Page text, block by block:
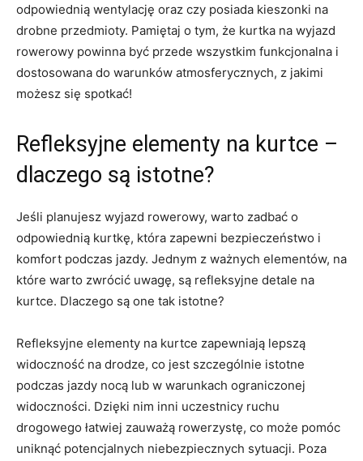
odpowiednią‌ wentylację oraz czy posiada kieszonki na
drobne ‌przedmioty. Pamiętaj o tym, że kurtka na wyjazd
rowerowy powinna być przede wszystkim funkcjonalna i
dostosowana do warunków atmosferycznych, z‍ jakimi
możesz‍ się​ spotkać!
Refleksyjne elementy‌ na kurtce –
dlaczego są istotne?
Jeśli planujesz wyjazd rowerowy, warto zadbać o
‌odpowiednią​ kurtkę, która zapewni bezpieczeństwo i⁤
komfort podczas jazdy. Jednym z ważnych elementów, na
które warto zwrócić uwagę, są refleksyjne detale ​na
kurtce. ​Dlaczego ‌są one tak⁢ istotne?
Refleksyjne elementy na kurtce zapewniają lepszą
widoczność na ⁤drodze, co ⁣jest szczególnie istotne
podczas jazdy nocą lub w warunkach ograniczonej
widoczności. ‌Dzięki nim⁤ inni uczestnicy ruchu
⁤drogowego łatwiej zauważą⁤ rowerzystę, co może pomóc
uniknąć potencjalnych⁤ niebezpiecznych sytuacji. Poza⁤